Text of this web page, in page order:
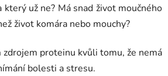
který už ne? Má snad život moučného
život komára nebo mouchy?
zdrojem proteinu kvůli tomu, že nemá
bolesti a stresu.